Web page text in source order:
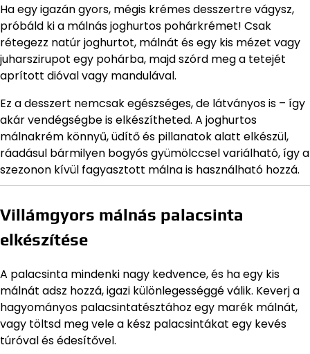
Ha egy igazán gyors, mégis krémes desszertre vágysz,
próbáld ki a málnás joghurtos pohárkrémet! Csak
rétegezz natúr joghurtot, málnát és egy kis mézet vagy
juharszirupot egy pohárba, majd szórd meg a tetejét
aprított dióval vagy mandulával.
Ez a desszert nemcsak egészséges, de látványos is – így
akár vendégségbe is elkészítheted. A joghurtos
málnakrém könnyű, üdítő és pillanatok alatt elkészül,
ráadásul bármilyen bogyós gyümölccsel variálható, így a
szezonon kívül fagyasztott málna is használható hozzá.
Villámgyors málnás palacsinta
elkészítése
A palacsinta mindenki nagy kedvence, és ha egy kis
málnát adsz hozzá, igazi különlegességgé válik. Keverj a
hagyományos palacsintatésztához egy marék málnát,
vagy töltsd meg vele a kész palacsintákat egy kevés
túróval és édesítővel.